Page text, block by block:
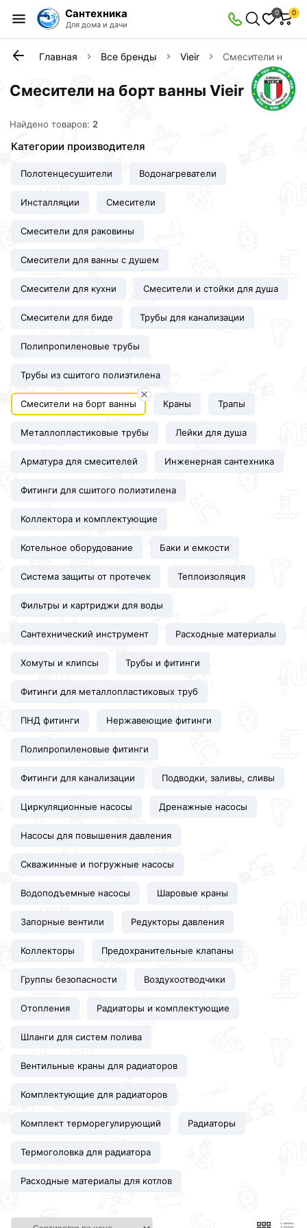
Сантехника
Для дома и дачи
0 0
Главная Все бренды Vieir Смесители на
Смесители на борт ванны Vieir
Найдено товаров: 2
Категории производителя
Полотенцесушители Водонагреватели
Инсталляции Смесители
Смесители для раковины
Смесители для ванны с душем
Смесители для кухни Смесители и стойки для душа
Смесители для биде Трубы для канализации
Полипропиленовые трубы
Трубы из сшитого полиэтилена
Смесители на борт ванны Краны Трапы
Металлопластиковые трубы Лейки для душа
Арматура для смесителей Инженерная сантехника
Фитинги для сшитого полиэтилена
Коллектора и комплектующие
Котельное оборудование Баки и емкости
Система защиты от протечек Теплоизоляция
Фильтры и картриджи для воды
Сантехнический инструмент Расходные материалы
Хомуты и клипсы Трубы и фитинги
Фитинги для металлопластиковых труб
ПНД фитинги Нержавеющие фитинги
Полипропиленовые фитинги
Фитинги для канализации Подводки, заливы, сливы
Циркуляционные насосы Дренажные насосы
Насосы для повышения давления
Скважинные и погружные насосы
Водоподъемные насосы Шаровые краны
Запорные вентили Редукторы давления
Коллекторы Предохранительные клапаны
Группы безопасности Воздухоотводчики
Отопления Радиаторы и комплектующие
Шланги для систем полива
Вентильные краны для радиаторов
Комплектующие для радиаторов
Комплект терморегулирующий Радиаторы
Термоголовка для радиатора
Расходные материалы для котлов